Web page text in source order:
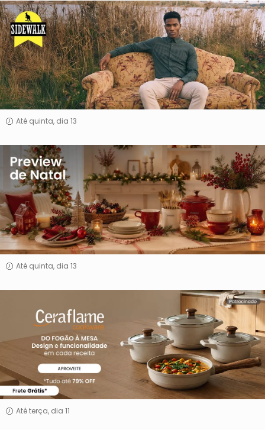
Side
Walk
Até quinta, dia 13
Preview
de
Natal
Até quinta, dia 13
Até terça, dia 11